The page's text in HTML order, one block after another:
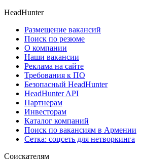
HeadHunter
Размещение вакансий
Поиск по резюме
О компании
Наши вакансии
Реклама на сайте
Требования к ПО
Безопасный HeadHunter
HeadHunter API
Партнерам
Инвесторам
Каталог компаний
Поиск по вакансиям в Армении
Сетка: соцсеть для нетворкинга
Соискателям